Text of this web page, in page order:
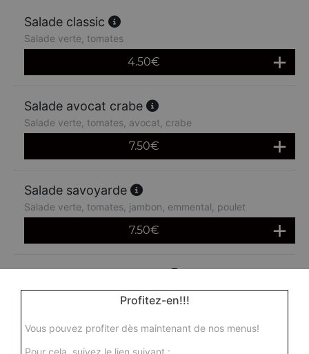
Salade classic
Salade verte, tomates
4.50€
Salade avocat crabe
Salade verte, tomates, avocat, crabe
7.50€
Salade savoyarde
Salade verte, tomates, jambon, emmental, poulet
7.50€
Salade verte, tomates, avocat, crevettes
Profitez-en!!!
Vous pouvez profiter dès maintenant de nos menus!
Pour cela, suivez le lien suivant :